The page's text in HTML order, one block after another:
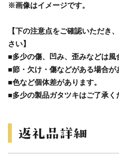
※画像はイメージです。
【下の注意点をご確認いただき
さい】
■多少の傷、凹み、歪みなどは風
■節・欠け・傷などがある場合が
■色など個体差があります。
■多少の製品ガタツキはご了承く